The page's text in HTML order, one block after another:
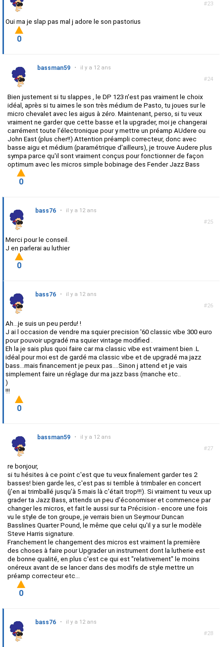
#23
Oui ma je slap pas mal j adore le son pastorius
0
#24
bassman59 • il y a 12 ans
Bien justement si tu slappes , le DP 123 n'est pas vraiment le choix
idéal, après si tu aimes le son très médium de Pasto, tu joues sur le
micro chevalet avec les aigus à zéro. Maintenant, perso, si tu veux
vraiment ne garder que cette basse et la upgrader, moi je changerai
carrément toute l'électronique pour y mettre un préamp AUdere ou
John East (plus cher!!) Attention préampli correcteur, donc avec
basse aigu et médium (paramétrique d'ailleurs), je trouve Audere plus
sympa parce qu'il sont vraiment conçus pour fonctionner de façon
optimum avec les micros simple bobinage des Fender Jazz Bass
0
#25
bass76 • il y a 12 ans
Merci pour le conseil.
J en parlerai au luthier
0
#26
bass76 • il y a 12 ans
Ah...je suis un peu perdu! !
J ai l occasion de vendre ma squier precision '60 classic vibe 300 euro
pour pouvoir upgradé ma squier vintage modified .
Eh la je sais plus quoi faire car ma classic vibe est vraiment bien .L
idéal pour moi est de gardé ma classic vibe et de upgradé ma jazz
bass...mais financement je peux pas....Sinon j attend et je vais
simplement faire un réglage dur ma jazz bass (manche etc..
)
!!!
0
#27
bassman59 • il y a 12 ans
re bonjour,
si tu hésites à ce point c'est que tu veux finalement garder tes 2
basses! bien garde les, c'est pas si terrible à trimbaler en concert
(j'en ai trimballé jusqu'à 5 mais là c'était trop!!!). Si vraiment tu veux up
grader ta Jazz Bass, attends un peu d'économiser et commence par
changer les micros, et fait le aussi sur ta Précision - encore une fois
vu le style de ton groupe, je verrais bien un Seymour Duncan
Basslines Quarter Pound, le même que celui qu'il y a sur le modèle
Steve Harris signature.
Franchement le changement des micros est vraiment la première
des choses à faire pour Upgrader un instrument dont la lutherie est
de bonne qualité, en plus c'est ce qui est "relativement" le moins
onéreux avant de se lancer dans des modifs de style mettre un
préamp correcteur etc...
0
#28
bass76 • il y a 12 ans